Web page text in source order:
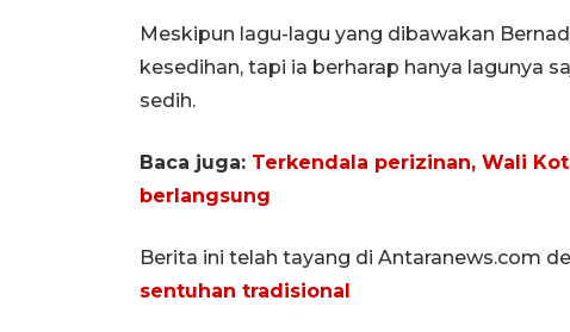
Meskipun lagu-lagu yang dibawakan
kesedihan, tapi ia berharap hanya lagunya
sedih.
Baca juga: Terkendala perizinan, Wali
berlangsung
Berita ini telah tayang di Antaranews.com
sentuhan tradisional